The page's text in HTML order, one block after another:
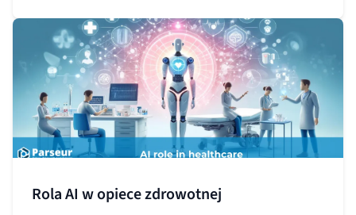
Rola AI w opiece zdrowotnej